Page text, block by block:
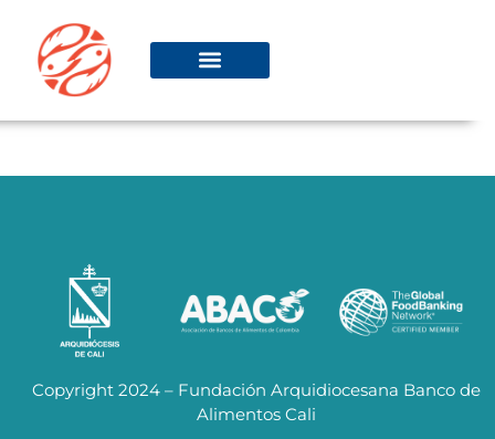
Copyright 2024 – Fundación Arquidiocesana Banco de
Alimentos Cali